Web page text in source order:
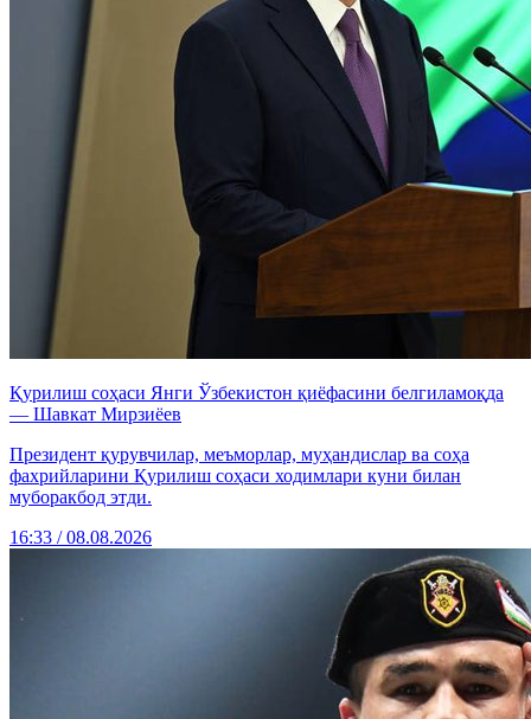
Қурилиш соҳаси Янги Ўзбекистон қиёфасини белгиламоқда
— Шавкат Мирзиёев
Президент қурувчилар, меъморлар, муҳандислар ва соҳа
фахрийларини Қурилиш соҳаси ходимлари куни билан
муборакбод этди.
16:33 / 08.08.2026